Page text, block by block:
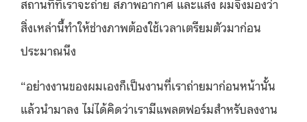
สิ่งเหล่านี้ทำให้ช่างภาพต้องใช้เวลาเตรียมตัวมาก่อน
ประมาณนึง
“อย่างงานของผมเองก็เป็นงานที่เราถ่ายมาก่อนหน้านั้น
แล้วนำมาลง ไม่ได้คิดว่าเรามีแพลตฟอร์มสำหรับลงงาน